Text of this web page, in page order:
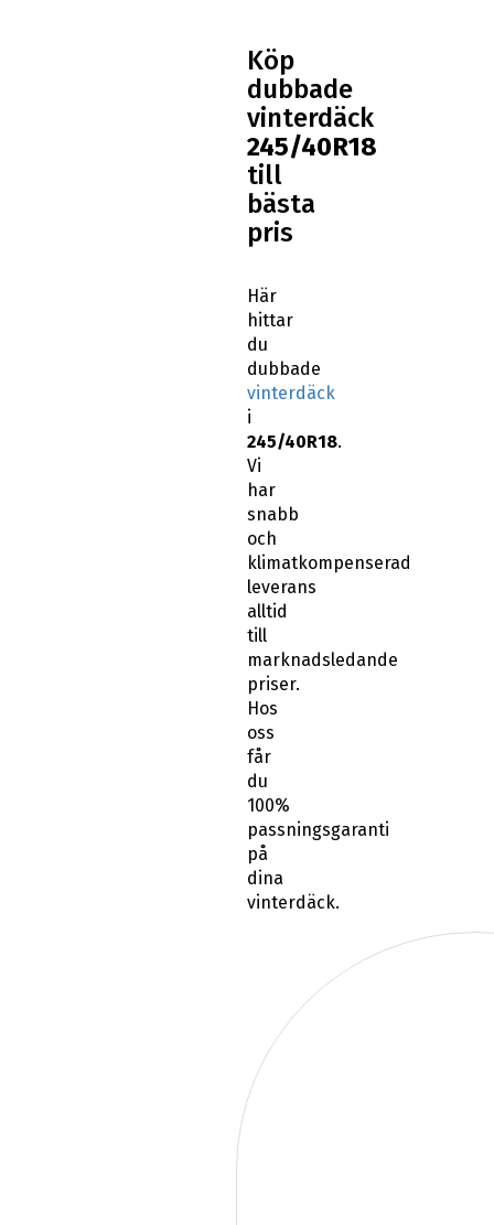
Köp
dubbade
vinterdäck
245/40R18
till
bästa
pris
Här
hittar
du
dubbade
vinterdäck
i
245/40R18.
Vi
har
snabb
och
klimatkompenserad
leverans
alltid
till
marknadsledande
priser.
Hos
oss
får
du
100%
passningsgaranti
på
dina
vinterdäck.